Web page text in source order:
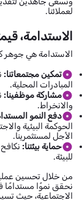
لعملائنا.
الاستدامة،
الاستدامة هي جوهر
تمكين مجتمعاتنا:
المبادرات المحلية.
مشاركة موظفينا:
والانخراط.
دفع النمو
الأجل لمستثمرينا.
حماية بيئتنا:
للبيئة.
من خلال تحسين
نحقق نموًا مستدامًا
الاجتماعية، حيث